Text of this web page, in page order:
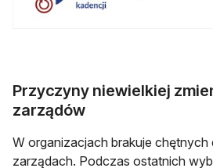
Przyczyny niewielkiej
zarządów
W organizacjach brakuje chętnych
zarządach. Podczas ostatnich